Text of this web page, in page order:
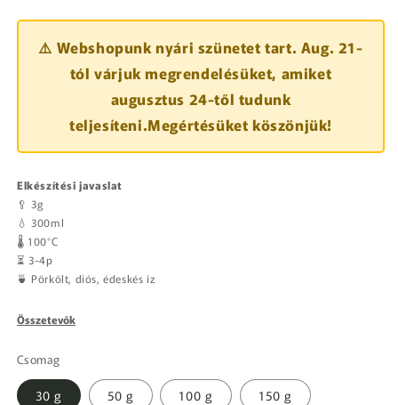
⚠️ Webshopunk nyári szünetet tart. Aug. 21-
tól várjuk megrendelésüket, amiket
augusztus 24-től tudunk
teljesíteni.Megértésüket köszönjük!
Elkészítési javaslat
🥄 3g
💧 300ml
🌡️ 100°C
⏳ 3-4p
🍵 Pörkölt, diós, édeskés íz
Összetevők
Csomag
30 g 50 g 100 g 150 g